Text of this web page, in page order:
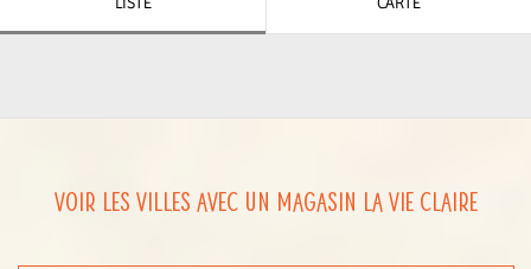
Voir les villes avec un magasin La Vie Claire